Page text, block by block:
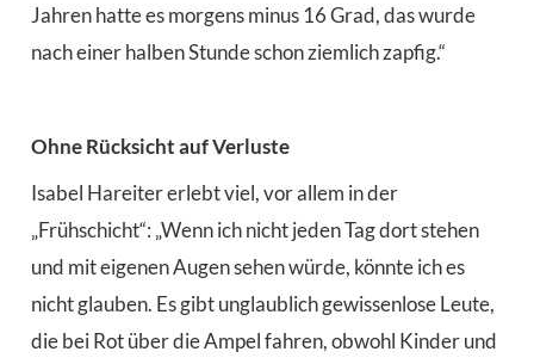
Jahren hatte es morgens minus 16 Grad, das wurde
nach einer halben Stunde schon ziemlich zapfig.“
Ohne Rücksicht auf Verluste
Isabel Hareiter erlebt viel, vor allem in der
„Frühschicht“: „Wenn ich nicht jeden Tag dort stehen
und mit eigenen Augen sehen würde, könnte ich es
nicht glauben. Es gibt unglaublich gewissenlose Leute,
die bei Rot über die Ampel fahren, obwohl Kinder und